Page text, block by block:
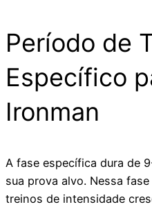
Período de
Específico
Ironman
A fase específica dura de
sua prova alvo. Nessa
treinos de intensidade